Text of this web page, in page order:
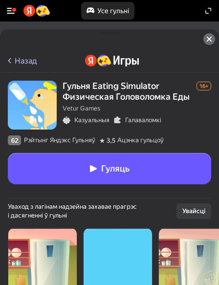
Усе гульні
Назад
Гульня Eating Simulator
Физическая Головоломка Еды
16+
Vetur Games
Казуальныя
Галаваломкі
62 Рэйтынг Яндэкс Гульняў 3,5 Ацэнка гульцоў
Гуляць
Уваход з лагінам надзейна захавае прагрэс
і дасягненні ў гульні
Увайсці